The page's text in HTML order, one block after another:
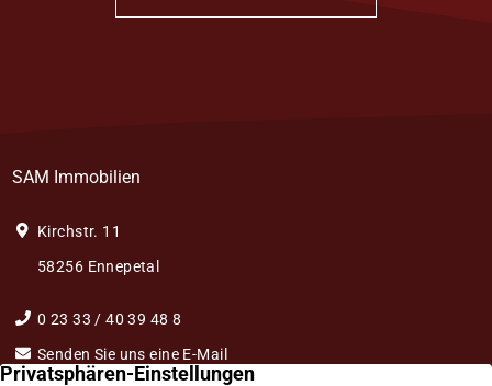
SAM Immobilien
Kirchstr. 11
58256 Ennepetal
0 23 33 / 40 39 48 8
Senden Sie uns eine E-Mail